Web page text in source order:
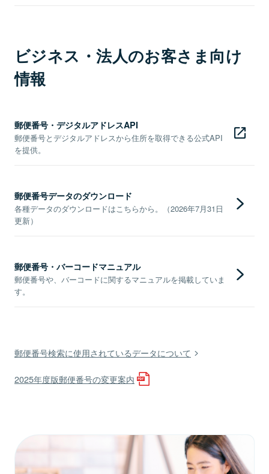
ビジネス・法人のお客さま向け
情報
郵便番号・デジタルアドレスAPI
郵便番号とデジタルアドレスから住所を取得できる公式API
を提供。
郵便番号データのダウンロード
各種データのダウンロードはこちらから。（2026年7月31日
更新）
郵便番号・バーコードマニュアル
郵便番号や、バーコードに関するマニュアルを掲載していま
す。
郵便番号検索に使用されているデータについて
2025年度版郵便番号の変更案内